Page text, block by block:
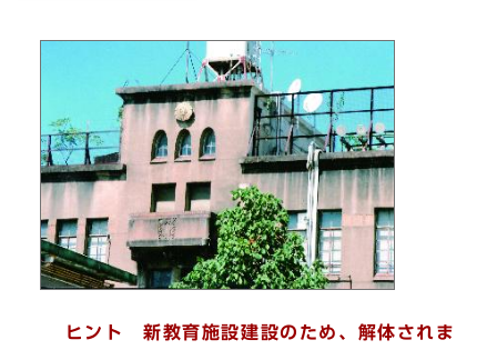
ヒント 新教育施設建設のため、解体されま